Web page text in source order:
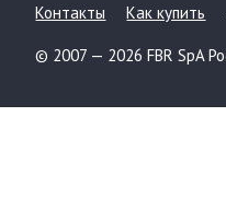
Контакты Как купить
© 2007 — 2026 FBR SpA